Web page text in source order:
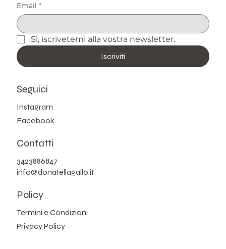
Email *
Sì, iscrivetemi alla vostra newsletter.
Iscriviti
Seguici
Instagram
Facebook
Contatti
3423886847
info@donatellagallo.it
Policy
Termini e Condizioni
Privacy Policy